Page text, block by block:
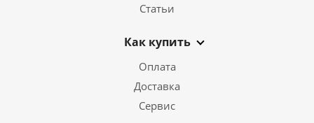
Статьи
Как купить
Оплата
Доставка
Сервис